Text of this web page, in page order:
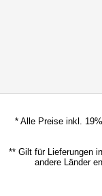
für Audi
100
200
* Alle Preise inkl.
** Gilt für Lieferungen
andere Länder